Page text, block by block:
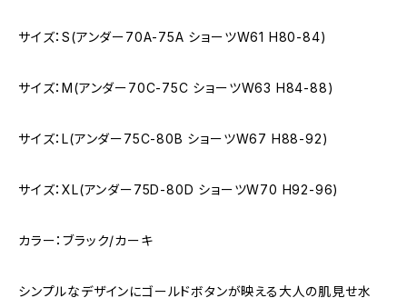
サイズ：S(アンダー70A-75A ショーツW61 H80-84)
サイズ：M(アンダー70C-75C ショーツW63 H84-88)
サイズ：L(アンダー75C-80B ショーツW67 H88-92)
サイズ：XL(アンダー75D-80D ショーツW70 H92-96)
カラー：ブラック/カーキ
シンプルなデザインにゴールドボタンが映える大人の肌見せ水